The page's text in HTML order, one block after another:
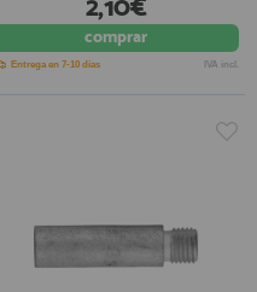
comprar
Entrega en 7-10 días IVA incl.